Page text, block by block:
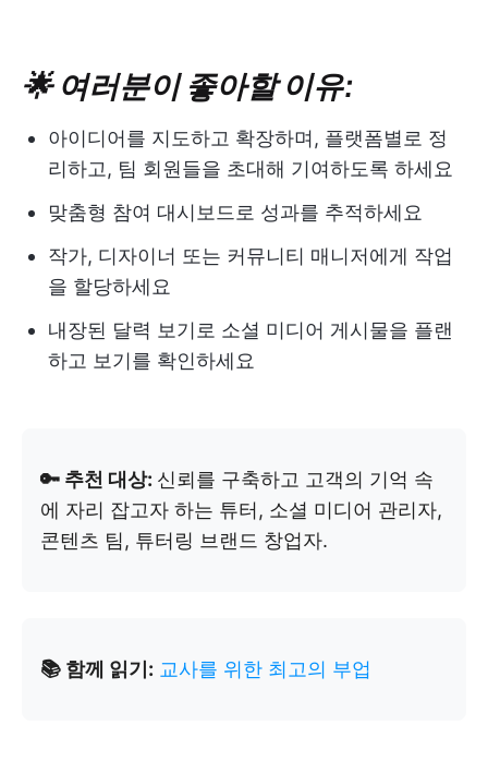
🌟 여러분이 좋아할 이유:
아이디어를 지도하고 확장하며, 플랫폼별로 정
리하고, 팀 회원들을 초대해 기여하도록 하세요
맞춤형 참여 대시보드로 성과를 추적하세요
작가, 디자이너 또는 커뮤니티 매니저에게 작업
을 할당하세요
내장된 달력 보기로 소셜 미디어 게시물을 플랜
하고 보기를 확인하세요
🔑 추천 대상: 신뢰를 구축하고 고객의 기억 속
에 자리 잡고자 하는 튜터, 소셜 미디어 관리자,
콘텐츠 팀, 튜터링 브랜드 창업자.
📚 함께 읽기: 교사를 위한 최고의 부업